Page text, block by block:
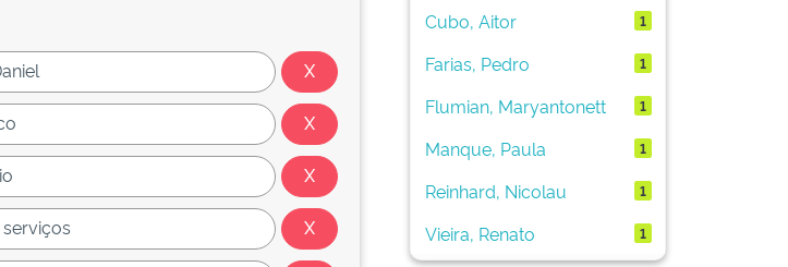
Cubo, Aitor
1
Farias, Pedro 1
Flumian, Maryantonett 1
Manque, Paula 1
Reinhard, Nicolau 1
Vieira, Renato 1